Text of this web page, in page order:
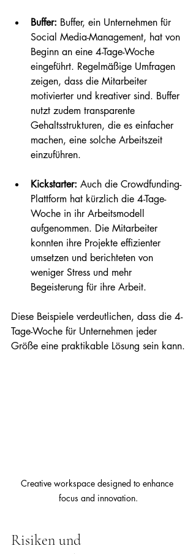
Buffer: Buffer, ein Unternehmen für
Social Media-Management, hat von
Beginn an eine 4-Tage-Woche
eingeführt. Regelmäßige Umfragen
zeigen, dass die Mitarbeiter
motivierter und kreativer sind. Buffer
nutzt zudem transparente
Gehaltsstrukturen, die es einfacher
machen, eine solche Arbeitszeit
einzuführen.
Kickstarter: Auch die Crowdfunding-
Plattform hat kürzlich die 4-Tage-
Woche in ihr Arbeitsmodell
aufgenommen. Die Mitarbeiter
konnten ihre Projekte effizienter
umsetzen und berichteten von
weniger Stress und mehr
Begeisterung für ihre Arbeit.
Diese Beispiele verdeutlichen, dass die 4-
Tage-Woche für Unternehmen jeder
Größe eine praktikable Lösung sein kann.
Creative workspace designed to enhance
focus and innovation.
Risiken und